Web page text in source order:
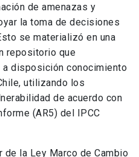
de amenazas y
la toma de decisiones
se materializó en una
repositorio que
disposición conocimiento
utilizando los
de acuerdo con
(AR5) del IPCC
de la Ley Marco de Cambio